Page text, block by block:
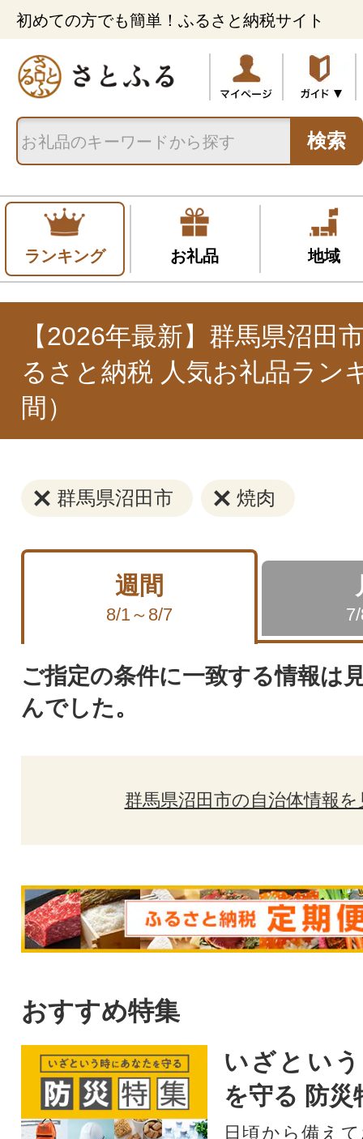
初めての方でも簡単！ふるさと納税サイト
検索
ランキング お礼品 地域
【2026年最新】群馬県沼田
るさと納税 人気お礼品ラン
間）
群馬県沼田市 焼肉
週間
8/1～8/7
ご指定の条件に一致する情報は
んでした。
群馬県沼田市の自治体情報を
おすすめ特集
いざとい
を守る 防災
日頃から備え